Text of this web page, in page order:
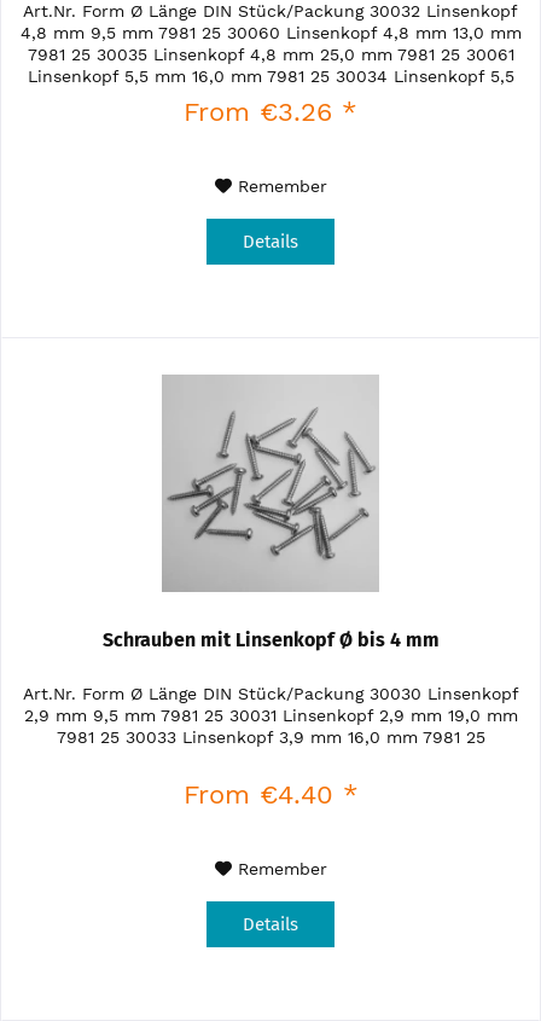
Art.Nr. Form Ø Länge DIN Stück/Packung 30032 Linsenkopf
4,8 mm 9,5 mm 7981 25 30060 Linsenkopf 4,8 mm 13,0 mm
7981 25 30035 Linsenkopf 4,8 mm 25,0 mm 7981 25 30061
Linsenkopf 5,5 mm 16,0 mm 7981 25 30034 Linsenkopf 5,5
mm 25,0 mm 7981 25...
From €3.26 *
Remember
Details
Schrauben mit Linsenkopf Ø bis 4 mm
Art.Nr. Form Ø Länge DIN Stück/Packung 30030 Linsenkopf
2,9 mm 9,5 mm 7981 25 30031 Linsenkopf 2,9 mm 19,0 mm
7981 25 30033 Linsenkopf 3,9 mm 16,0 mm 7981 25
From €4.40 *
Remember
Details